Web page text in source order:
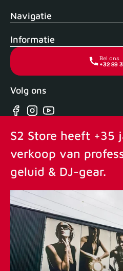
Navigatie
Informatie
Bel ons
+32 89
Volg ons
Facebook
Instagram
YouTube
S2 Store heeft +35
verkoop van
geluid & DJ-gear.